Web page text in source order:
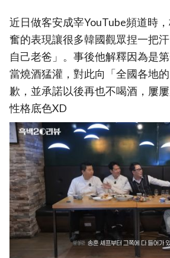
近日做客安成宰YouTube頻道時
奮的表現讓很多韓國觀眾捏一把
自己老爸」。事後他解釋因為是
當燒酒猛灌，對此向「全國各地
歉，並承諾以後再也不喝酒，屢
性格底色XD